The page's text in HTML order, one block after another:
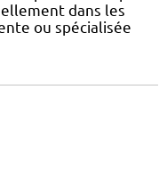
dans les
ou spécialisée